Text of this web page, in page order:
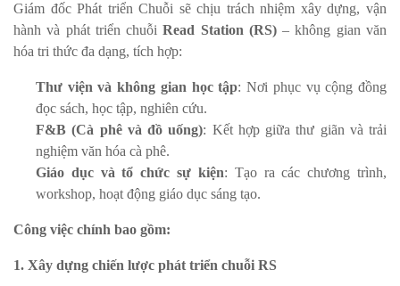
Giám đốc Phát triển Chuỗi sẽ chịu trách nhiệm xây dựng, vận
hành và phát triển chuỗiRead Station (RS)– không gian văn
hóa tri thức đa dạng, tích hợp:
Thư viện và không gian học tập: Nơi phục vụ cộng đồng
đọc sách, học tập, nghiên cứu.
F&B (Cà phê và đồ uống): Kết hợp giữa thư giãn và trải
nghiệm văn hóa cà phê.
Giáo dục và tổ chức sự kiện: Tạo ra các chương trình,
workshop, hoạt động giáo dục sáng tạo.
Công việc chính bao gồm:
1. Xây dựng chiến lược phát triển chuỗi RS